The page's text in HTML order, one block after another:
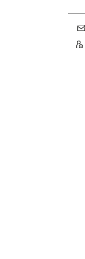
Klötze, Stadt
Könnern, Stadt